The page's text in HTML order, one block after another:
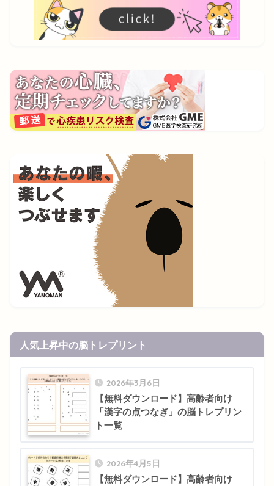
人気上昇中の脳トレプリント
2026年3月6日
【無料ダウンロード】高齢者向け
「漢字の点つなぎ」の脳トレプリン
ト一覧
2026年4月5日
【無料ダウンロード】高齢者向け